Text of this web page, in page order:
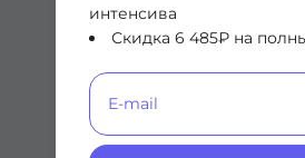
интенсива
Скидка 6 485₽ на
проблему:
Если политика
загрузки в